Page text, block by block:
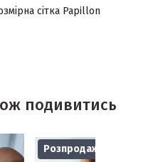
сітка Papillon
подивитись
Розпродаж